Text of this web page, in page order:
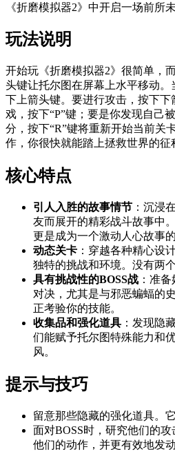
《折磨模拟器2》中开启一场前所
玩法说明
开始玩《折磨模拟器2》很简单，
头键让托尔图在屏幕上水平移动
下上箭头键。要进行攻击，按下
戏，按下“P”键；要是你发现自己
分，按下“R”键将重新开始当前关
作，你很快就能踏上拯救世界的征
核心特点
引人入胜的故事情节 ：沉浸
友而展开的精彩战斗故事中
更是成为一个激动人心故事的
动态关卡 ：穿越各种精心设
独特的挑战和环境。没有两
具有挑战性的BOSS战 ：准
对决，尤其是与邪恶蝙蝠的
正考验你的技能。
收集品和强化道具 ：发现隐
们能赋予托尔图特殊能力和
风。
提示与技巧
留意那些隐藏的强化道具。
面对BOSS时，研究他们的
他们的动作，并更有效地发